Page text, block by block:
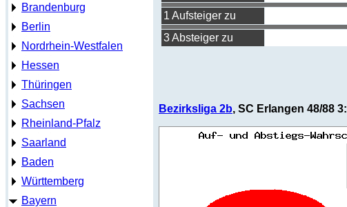
Brandenburg
Berlin
Nordrhein-Westfalen
Hessen
Thüringen
Sachsen
Rheinland-Pfalz
Saarland
Baden
Württemberg
Bayern
1 Aufsteiger zu
3 Absteiger zu
Bezirksliga 2b, SC Erlangen 48/88 3: